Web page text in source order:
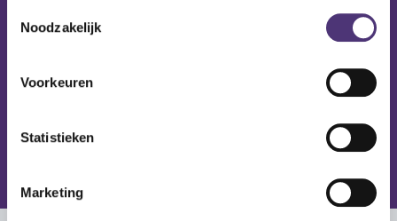
Noodzakelijk
Voorkeuren
Statistieken
Marketing